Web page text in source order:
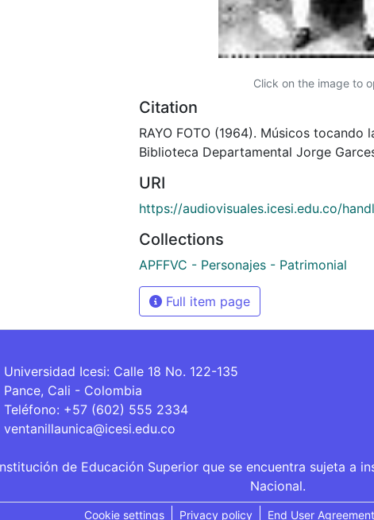
Click on the image to
Citation
RAYO FOTO (1964). Músicos tocando
Biblioteca Departamental Jorge
URI
https://audiovisuales.icesi.edu.co/
Collections
APFFVC - Personajes - Patrimonial
Full item page
Universidad Icesi: Calle 18 No. 122-135
Pance, Cali - Colombia
Teléfono: +57 (602) 555 2334
ventanillaunica@icesi.edu.co
de Educación Superior que se encuentra sujeta a
Nacional.
Cookie settings Privacy policy End User Agreement